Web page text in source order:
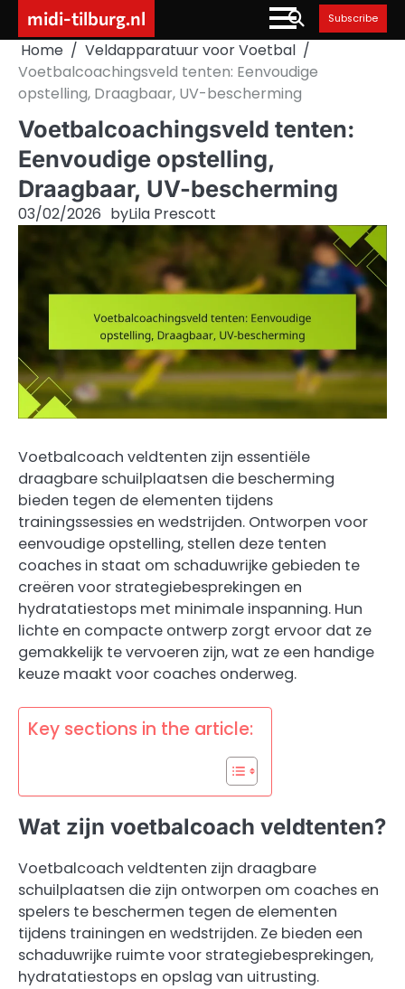
content
midi-tilburg.nl Subscribe
Home
Veldapparatuur voor Voetbal
Voetbalcoachingsveld tenten: Eenvoudige
opstelling, Draagbaar, UV-bescherming
Voetbalcoachingsveld tenten:
Eenvoudige opstelling,
Draagbaar, UV-bescherming
03/02/2026 byLila Prescott
Voetbalcoach veldtenten zijn essentiële
draagbare schuilplaatsen die bescherming
bieden tegen de elementen tijdens
trainingssessies en wedstrijden. Ontworpen voor
eenvoudige opstelling, stellen deze tenten
coaches in staat om schaduwrijke gebieden te
creëren voor strategiebesprekingen en
hydratatiestops met minimale inspanning. Hun
lichte en compacte ontwerp zorgt ervoor dat ze
gemakkelijk te vervoeren zijn, wat ze een handige
keuze maakt voor coaches onderweg.
Key sections in the article:
Wat zijn voetbalcoach veldtenten?
Voetbalcoach veldtenten zijn draagbare
schuilplaatsen die zijn ontworpen om coaches en
spelers te beschermen tegen de elementen
tijdens trainingen en wedstrijden. Ze bieden een
schaduwrijke ruimte voor strategiebesprekingen,
hydratatiestops en opslag van uitrusting.